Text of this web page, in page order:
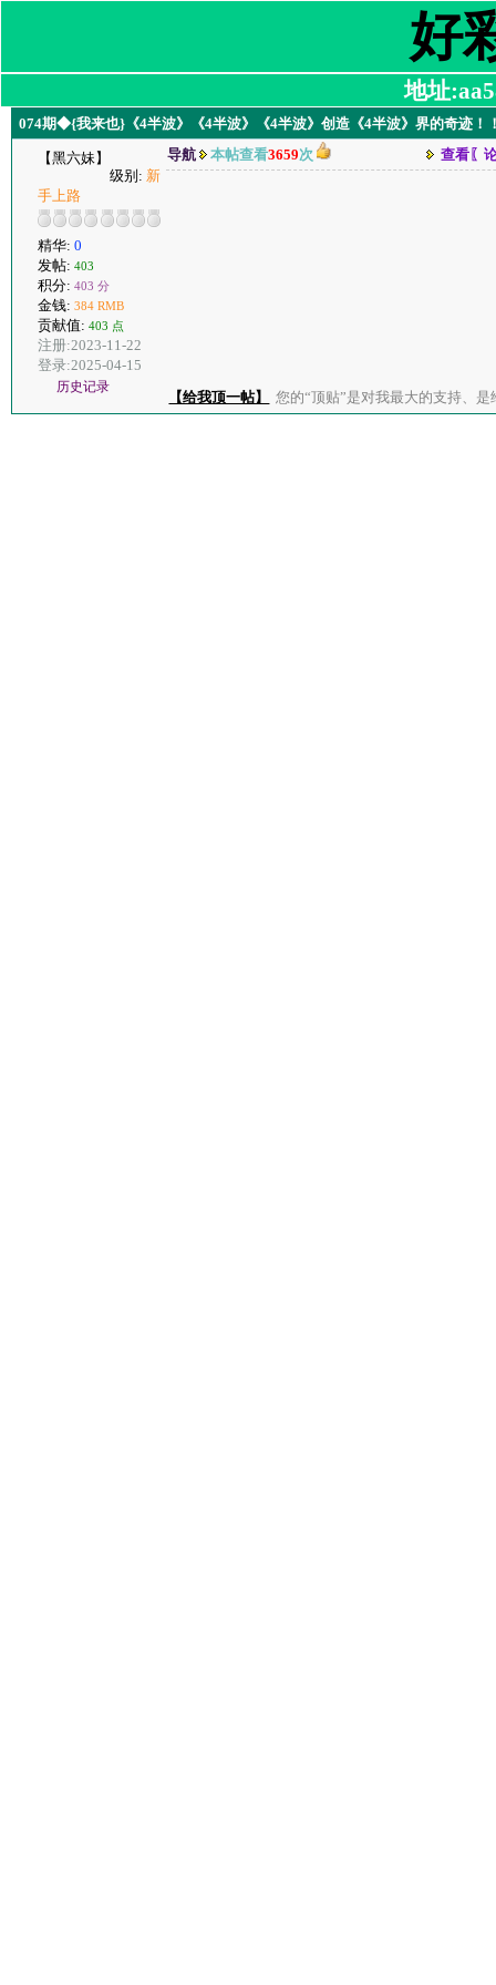
好
地址
074期◆{我来也}《4半波》《4半波》《4半波》创造《4半波》界的奇迹！
【黑六妹】
级别: 新
手上路
精华: 0
发帖: 403
积分: 403 分
金钱: 384 RMB
贡献值: 403 点
注册:2023-11-22
登录:2025-04-15
历史记录
导航 本帖查看3659次 查看〖
【给我顶一帖】 您的“顶贴”是对我最大的支持、